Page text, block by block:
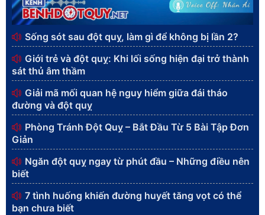
Sống sót sau đột quỵ, làm gì để không bị lần 2?
Giới trẻ và đột quỵ: Khi lối sống hiện đại trở thành
sát thủ âm thầm
Giải mã mối quan hệ nguy hiểm giữa đái tháo
đường và đột quỵ
Phòng Tránh Đột Quỵ – Bắt Đầu Từ 5 Bài Tập Đơn
Giản
Ngăn đột quỵ ngay từ phút đầu – Những điều nên
biết
7 tình huống khiến đường huyết tăng vọt có thể
bạn chưa biết